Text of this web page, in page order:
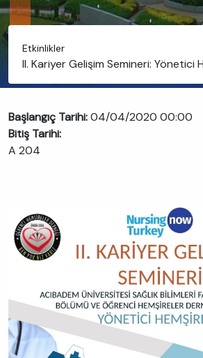
Etkinlikler
II. Kariyer Gelişim Semineri: Yönetici
Başlangıç Tarihi:04/04/2020 00:00
Bitiş Tarihi:
A 204